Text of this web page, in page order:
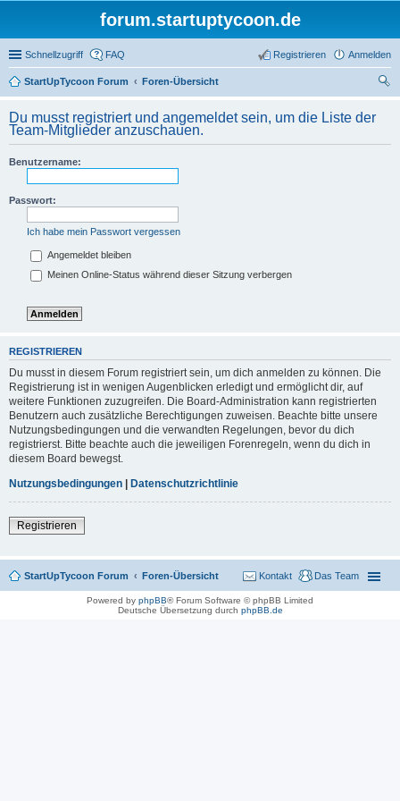
forum.startuptycoon.de
Schnellzugriff FAQ Anmelden
Registrieren
StartUpTycoon Forum
Foren-Übersicht
Du musst registriert und angemeldet sein, um die Liste der
Team-Mitglieder anzuschauen.
Benutzername:
Passwort:
Ich habe mein Passwort vergessen
Angemeldet bleiben
Meinen Online-Status während dieser Sitzung verbergen
REGISTRIEREN
Du musst in diesem Forum registriert sein, um dich anmelden zu können. Die
Registrierung ist in wenigen Augenblicken erledigt und ermöglicht dir, auf
weitere Funktionen zuzugreifen. Die Board-Administration kann registrierten
Benutzern auch zusätzliche Berechtigungen zuweisen. Beachte bitte unsere
Nutzungsbedingungen und die verwandten Regelungen, bevor du dich
registrierst. Bitte beachte auch die jeweiligen Forenregeln, wenn du dich in
diesem Board bewegst.
Nutzungsbedingungen | Datenschutzrichtlinie
Registrieren
StartUpTycoon Forum Foren-Übersicht Das Team
Kontakt
Powered by phpBB® Forum Software © phpBB Limited
Deutsche Übersetzung durch phpBB.de